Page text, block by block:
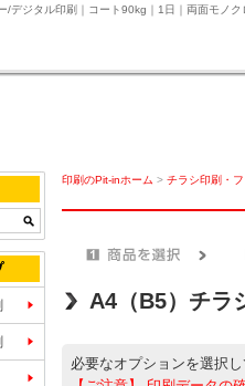
/デジタル印刷｜コート90kg｜1日｜両面モノ
印刷のPit-inホーム > チラシ印刷・
A4（B5）チラ
必要なオプションを選択